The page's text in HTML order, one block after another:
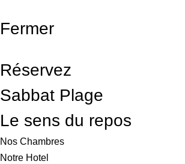
Fermer
Réservez
Sabbat Plage
Le sens du repos
Nos Chambres
Notre Hotel